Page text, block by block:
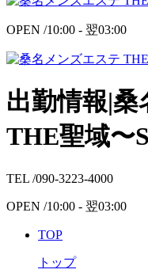
OPEN /10:00 - 翌03:00
出勤情報|
THE聖域〜
TEL /090-3223-4000
OPEN /10:00 - 翌03:00
TOP
トップ